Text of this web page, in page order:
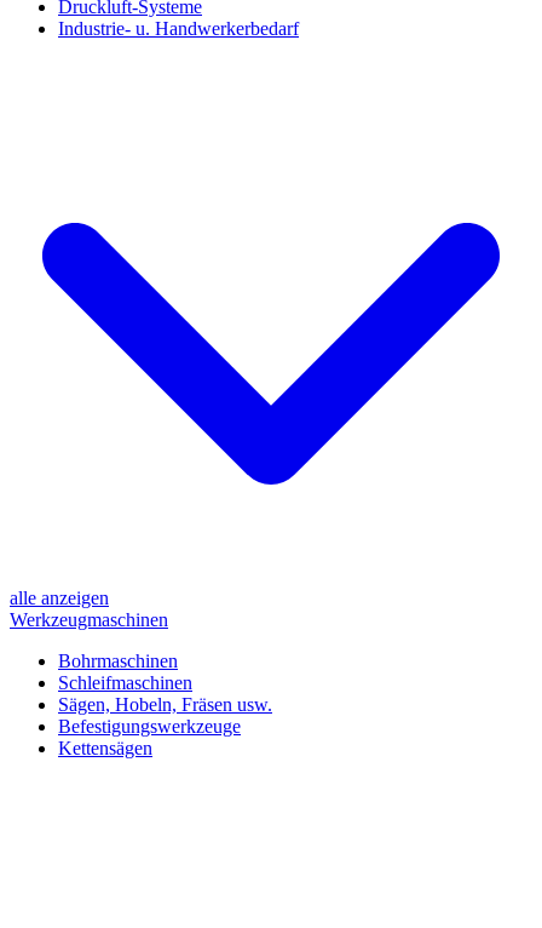
Druckluft-Systeme
Industrie- u. Handwerkerbedarf
alle anzeigen
Werkzeugmaschinen
Bohrmaschinen
Schleifmaschinen
Sägen, Hobeln, Fräsen usw.
Befestigungswerkzeuge
Kettensägen